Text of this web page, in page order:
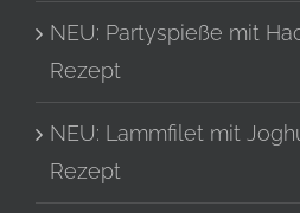
NEU: Partyspieße mit
Rezept
NEU: Lammfilet mit
Rezept